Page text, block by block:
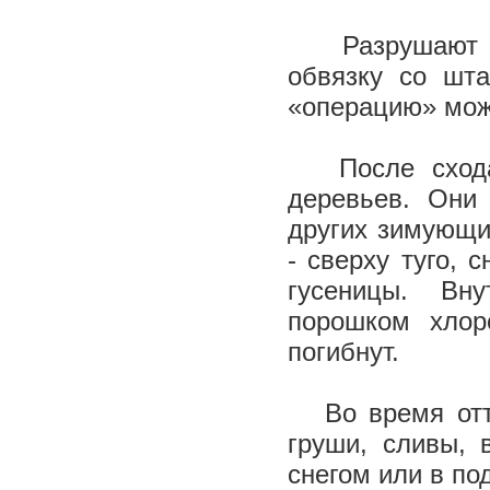
Разрушают
обвязку со
«операцию»
После
деревьев. Они
других
- сверху туго,
гусеницы.
порошком
погибнут.
Во время
груши, сливы,
снегом или в